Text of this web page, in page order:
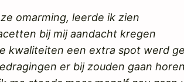
omarming, leerde ik zien
bij mij aandacht kregen
kwaliteiten een extra spot werd
er bij zouden gaan horen